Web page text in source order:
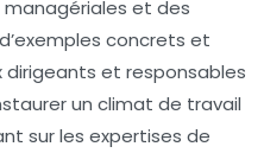
et des
concrets et
dirigeants et responsables
un climat de travail
sur les expertises de